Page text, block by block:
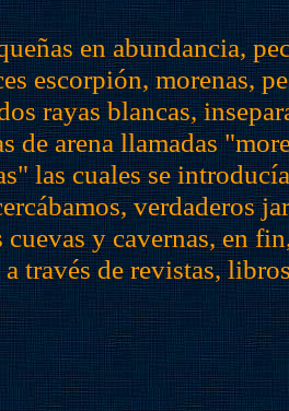
en abundancia,
escorpión, morenas,
rayas blancas,
de arena llamadas
las cuales se
verdaderos
cuevas y cavernas, en
través de revistas,